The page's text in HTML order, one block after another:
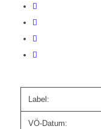
Label:
VÖ-Datum: